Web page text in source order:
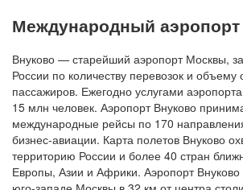
Международный
Внуково — старейший аэропорт Москвы,
России по количеству перевозок и
пассажиров. Ежегодно услугами
15 млн человек. Аэропорт Внуково
международные рейсы по 170
бизнес-авиации. Карта полетов Внуково
территорию России и более 40 стран
Европы, Азии и Африки. Аэропорт